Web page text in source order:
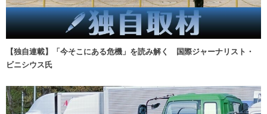
【独自連載】「今そこにある危機」を読み解く 国際ジャーナリスト・
ビニシウス氏